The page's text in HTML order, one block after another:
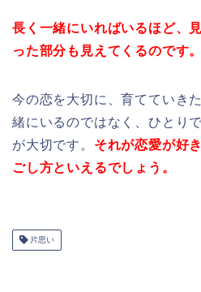
長く一緒にいればいるほど、
った部分も見えてくるのです。
今の恋を大切に、育てていき
緒にいるのではなく、ひとり
が大切です。 それが恋愛が好
ごし方といえるでしょう。
片思い